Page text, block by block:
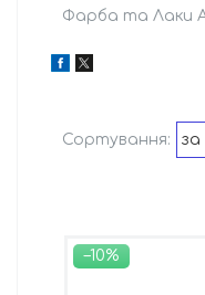
Фарба та Лаки
–10%